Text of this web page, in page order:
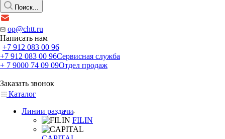
Поиск...
op@chtt.ru
Написать нам
+7 912 083 00 96
+7 912 083 00 96Сервисная служба
+ 7 9000 74 09 09Отдел продаж
Заказать звонок
Каталог
Линии раздачи
FILIN